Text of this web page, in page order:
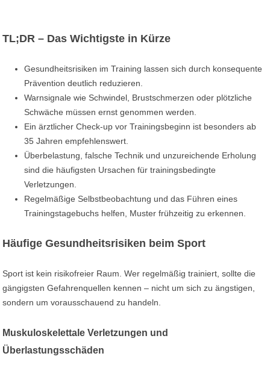
TL;DR – Das Wichtigste in Kürze
Gesundheitsrisiken im Training lassen sich durch konsequente
Prävention deutlich reduzieren.
Warnsignale wie Schwindel, Brustschmerzen oder plötzliche
Schwäche müssen ernst genommen werden.
Ein ärztlicher Check-up vor Trainingsbeginn ist besonders ab
35 Jahren empfehlenswert.
Überbelastung, falsche Technik und unzureichende Erholung
sind die häufigsten Ursachen für trainingsbedingte
Verletzungen.
Regelmäßige Selbstbeobachtung und das Führen eines
Trainingstagebuchs helfen, Muster frühzeitig zu erkennen.
Häufige Gesundheitsrisiken beim Sport
Sport ist kein risikofreier Raum. Wer regelmäßig trainiert, sollte die
gängigsten Gefahrenquellen kennen – nicht um sich zu ängstigen,
sondern um vorausschauend zu handeln.
Muskuloskelettale Verletzungen und
Überlastungsschäden